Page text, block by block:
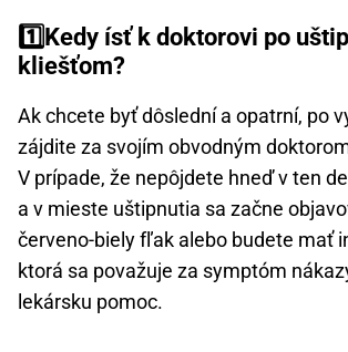
1️⃣Kedy ísť k doktorovi po
kliešťom?
Ak chcete byť dôslední a opatrní, po
zájdite za svojím obvodným
V prípade, že nepôjdete hneď v ten
a v mieste uštipnutia sa začne
červeno-biely fľak alebo budete mať
ktorá sa považuje za symptóm
lekársku pomoc.